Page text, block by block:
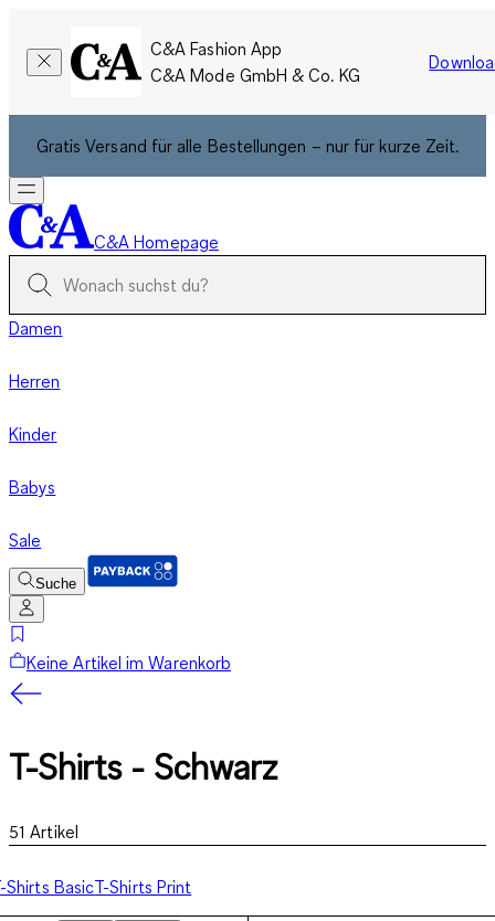
C&A Fashion App
C&A Mode GmbH & Co. KG
Gratis Versand für alle Bestellungen – nur für kurze Zeit.
C&A Homepage
Damen
Herren
Kinder
Babys
Sale
Suche
Keine Artikel im Warenkorb
T-Shirts - Schwarz
51 Artikel
Shirts BasicT-Shirts Print